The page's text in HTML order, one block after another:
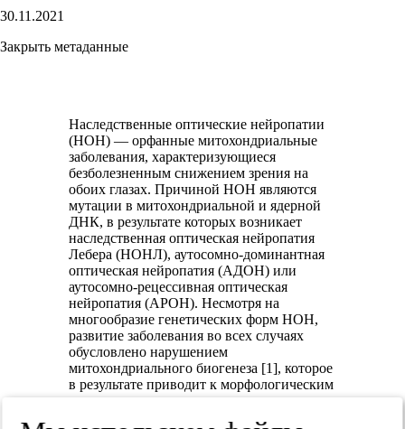
30.11.2021
Закрыть метаданные
Наследственные оптические нейропатии
(НОН) — орфанные митохондриальные
заболевания, характеризующиеся
безболезненным снижением зрения на
обоих глазах. Причиной НОН являются
мутации в митохондриальной и ядерной
ДНК, в результате которых возникает
наследственная оптическая нейропатия
Лебера (НОНЛ), аутосомно-доминантная
оптическая нейропатия (АДОН) или
аутосомно-рецессивная оптическая
нейропатия (АРОН). Несмотря на
многообразие генетических форм НОН,
развитие заболевания во всех случаях
обусловлено нарушением
митохондриального биогенеза [1], которое
в результате приводит к морфологическим